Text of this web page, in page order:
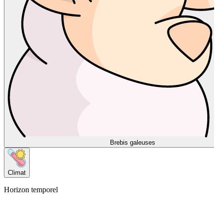
Brebis galeuses
Climat
Horizon temporel